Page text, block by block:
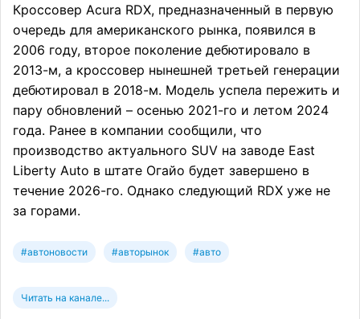
Кроссовер Acura RDX, предназначенный в первую
очередь для американского рынка, появился в
2006 году, второе поколение дебютировало в
2013-м, а кроссовер нынешней третьей генерации
дебютировал в 2018-м. Модель успела пережить и
пару обновлений – осенью 2021-го и летом 2024
года. Ранее в компании сообщили, что
производство актуального SUV на заводе East
Liberty Auto в штате Огайо будет завершено в
течение 2026-го. Однако следующий RDX уже не
за горами.
#автоновости #авторынок #авто
Читать на канале...